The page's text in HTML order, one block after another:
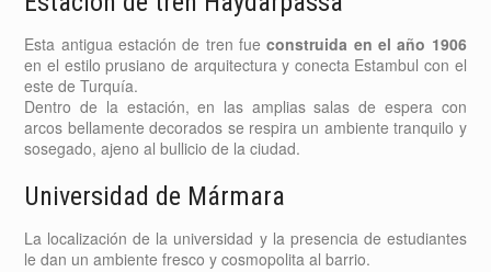
Esta antigua estación de tren fueconstruida en el año 1906
en el estilo prusiano de arquitectura y conecta Estambul con el
este de Turquía.
Dentro de la estación, en las amplias salas de espera con
arcos bellamente decorados se respira un ambiente tranquilo y
sosegado, ajeno al bullicio de la ciudad.
Universidad de Mármara
La localización de la universidad y la presencia de estudiantes
le dan un ambiente fresco y cosmopolita al barrio.